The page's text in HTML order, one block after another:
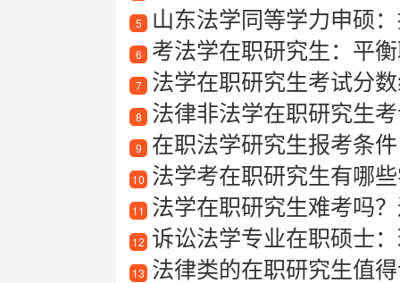
5 山东法学同等学力申硕
6 考法学在职研究生：平
7 法学在职研究生考试分
8 法律非法学在职研究生
9 在职法学研究生报考条件
10 法学考在职研究生有哪
11 法学在职研究生难考吗
12 诉讼法学专业在职硕士
13 法律类的在职研究生值